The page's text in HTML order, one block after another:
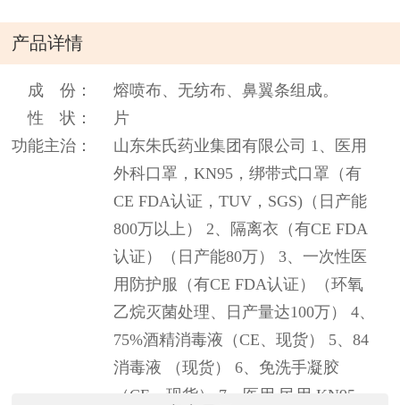
产品详情
成 份：
熔喷布、无纺布、鼻翼条组成。
性 状：
片
功能主治：
山东朱氏药业集团有限公司 1、医用
外科口罩，KN95，绑带式口罩（有
CE FDA认证，TUV，SGS)（日产能
800万以上） 2、隔离衣（有CE FDA
认证）（日产能80万） 3、一次性医
用防护服（有CE FDA认证）（环氧
乙烷灭菌处理、日产量达100万） 4、
75%酒精消毒液（CE、现货） 5、84
消毒液 （现货） 6、免洗手凝胶
（CE、现货） 7、医用 民用 KN95